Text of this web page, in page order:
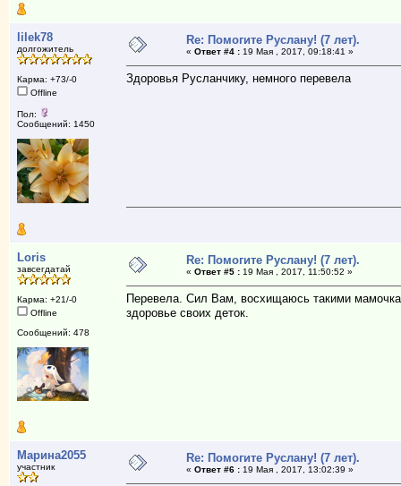
lilek78
долгожитель
Карма: +73/-0
Offline
Пол:
Сообщений: 1450
Re: Помогите Руслану! (7 лет).
« Ответ #4 :19 Мая , 2017, 09:18:41 »
Здоровья Русланчику, немного перевела
Loris
завсегдатай
Карма: +21/-0
Offline
Сообщений: 478
Re: Помогите Руслану! (7 лет).
« Ответ #5 :19 Мая , 2017, 11:50:52 »
Перевела. Сил Вам, восхищаюсь такими
здоровье своих деток.
Марина2055
участник
Re: Помогите Руслану! (7 лет).
« Ответ #6 :19 Мая , 2017, 13:02:39 »